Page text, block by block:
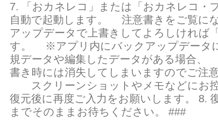
7. 「おカネレコ」または「おカネレコ・
自動で起動します。 注意書きをご覧に
アップデータで上書きしてよろしければ
す。 ※アプリ内にバックアップデータ
規データや編集したデータがある場合
書き時には消失してしまいますのでご注
スクリーンショットやメモなどにお
復元後に再度ご入力をお願いします。 8.
までそのままお待ちください。 ###